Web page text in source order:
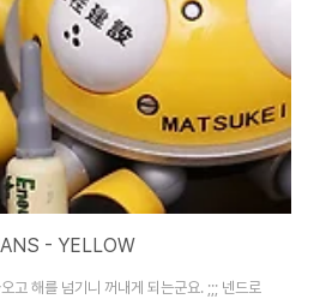
- YELLOW
고 해를 넘기니 꺼내게 되는군요. ;;; 넨드로